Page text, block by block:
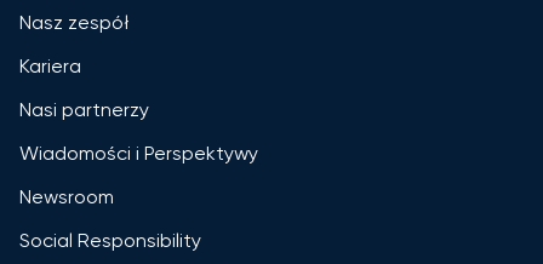
Nasz zespół
Kariera
Nasi partnerzy
Wiadomości i Perspektywy
Newsroom
Social Responsibility